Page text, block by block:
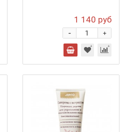
1 140 руб
+
-